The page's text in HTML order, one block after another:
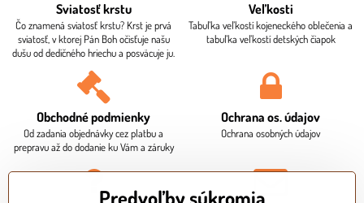
Sviatosť krstu
Čo znamená sviatosť krstu? Krst je prvá
sviatosť, v ktorej Pán Boh očisťuje našu
dušu od dedičného hriechu a posväcuje ju.
Veľkosti
Tabuľka veľkostí kojeneckého oblečenia a
tabuľka veľkostí detských čiapok
Obchodné podmienky
Od zadania objednávky cez platbu a
prepravu až do dodanie ku Vám a záruky
Ochrana os​. údajov
Ochrana osobných údajov
Predvoľby súkromia